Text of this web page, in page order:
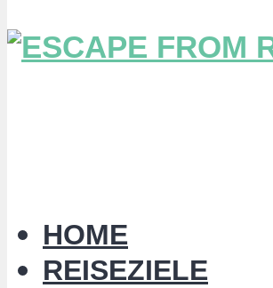
HOME
REISEZIELE